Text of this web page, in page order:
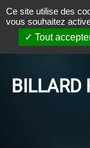
Panneau de gestion
Ce site utilise des
vous souhaitez
Tout
BILLARD